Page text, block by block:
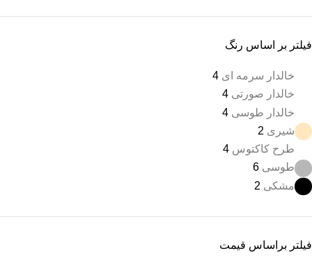
فیلتر بر اساس رنگ
خالدار سرمه ای 4
خالدار صورتی 4
خالدار طوسی 4
شیری 2
طرح کاکتوس 4
طوسی 6
مشکی 2
فیلتر براساس قیمت